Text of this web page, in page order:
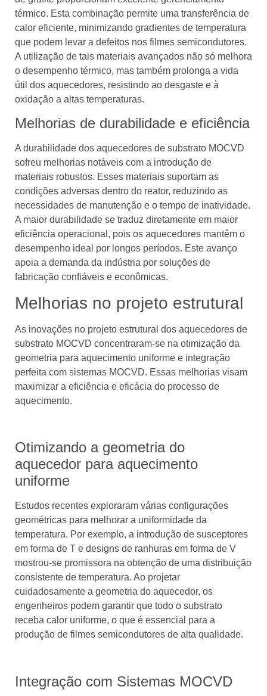
térmico. Esta combinação permite uma transferência de
calor eficiente, minimizando gradientes de temperatura
que podem levar a defeitos nos filmes semicondutores.
A utilização de tais materiais avançados não só melhora
o desempenho térmico, mas também prolonga a vida
útil dos aquecedores, resistindo ao desgaste e à
oxidação a altas temperaturas.
Melhorias de durabilidade e eficiência
A durabilidade dos aquecedores de substrato MOCVD
sofreu melhorias notáveis ​​com a introdução de
materiais robustos. Esses materiais suportam as
condições adversas dentro do reator, reduzindo as
necessidades de manutenção e o tempo de inatividade.
A maior durabilidade se traduz diretamente em maior
eficiência operacional, pois os aquecedores mantêm o
desempenho ideal por longos períodos. Este avanço
apoia a demanda da indústria por soluções de
fabricação confiáveis ​​e econômicas.
Melhorias no projeto estrutural
As inovações no projeto estrutural dos aquecedores de
substrato MOCVD concentraram-se na otimização da
geometria para aquecimento uniforme e integração
perfeita com sistemas MOCVD. Essas melhorias visam
maximizar a eficiência e eficácia do processo de
aquecimento.
Otimizando a geometria do
aquecedor para aquecimento
uniforme
Estudos recentes exploraram várias configurações
geométricas para melhorar a uniformidade da
temperatura. Por exemplo, a introdução de susceptores
em forma de T e designs de ranhuras em forma de V
mostrou-se promissora na obtenção de uma distribuição
consistente de temperatura. Ao projetar
cuidadosamente a geometria do aquecedor, os
engenheiros podem garantir que todo o substrato
receba calor uniforme, o que é essencial para a
produção de filmes semicondutores de alta qualidade.
Integração com Sistemas MOCVD